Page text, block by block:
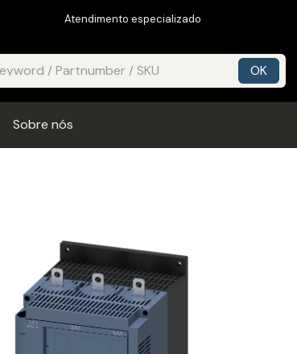
Atendimento especializado
Sobre nós